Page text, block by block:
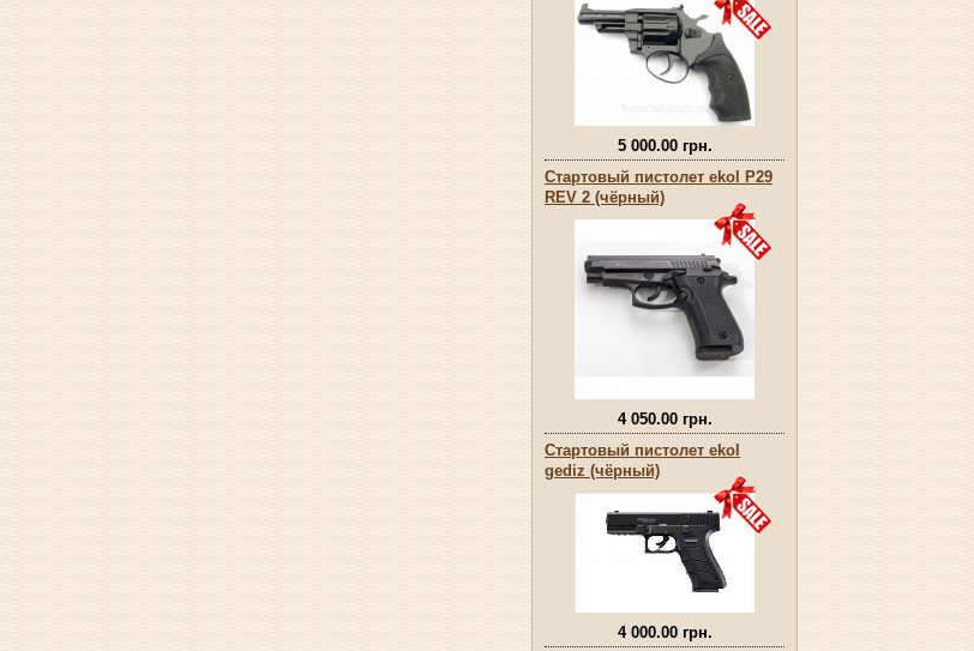
5 000.00 грн.
Стартовый пистолет ekol P29
REV 2 (чёрный)
4 050.00 грн.
Стартовый пистолет ekol
gediz (чёрный)
4 000.00 грн.